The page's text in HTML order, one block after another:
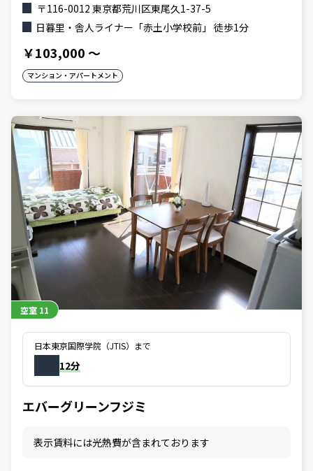
〒116-0012 東京都荒川区東尾久1-37-5
日暮里・舎人ライナー「赤土小学校前」 徒歩1分
￥103,000～
マンション・アパートメント
空室 11
日本東京国際学院（JTIS）まで
12分
エバーグリーンフジミ
表示賃料には光熱費が含まれております